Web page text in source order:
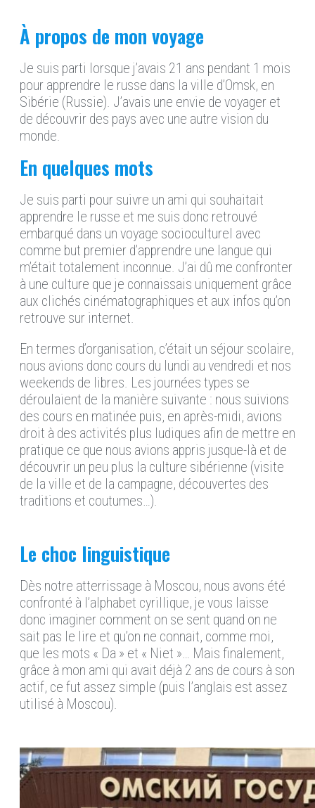
À propos de mon voyage
Je suis parti lorsque j’avais 21 ans pendant 1 mois
pour apprendre le russe dans la ville d’Omsk, en
Sibérie (Russie). J’avais une envie de voyager et
de découvrir des pays avec une autre vision du
monde.
En quelques mots
Je suis parti pour suivre un ami qui souhaitait
apprendre le russe et me suis donc retrouvé
embarqué dans un voyage socioculturel avec
comme but premier d’apprendre une langue qui
m’était totalement inconnue. J’ai dû me confronter
à une culture que je connaissais uniquement grâce
aux clichés cinématographiques et aux infos qu’on
retrouve sur internet.
En termes d’organisation, c’était un séjour scolaire,
nous avions donc cours du lundi au vendredi et nos
weekends de libres. Les journées types se
déroulaient de la manière suivante : nous suivions
des cours en matinée puis, en après-midi, avions
droit à des activités plus ludiques afin de mettre en
pratique ce que nous avions appris jusque-là et de
découvrir un peu plus la culture sibérienne (visite
de la ville et de la campagne, découvertes des
traditions et coutumes…).
Le choc linguistique
Dès notre atterrissage à Moscou, nous avons été
confronté à l’alphabet cyrillique, je vous laisse
donc imaginer comment on se sent quand on ne
sait pas le lire et qu’on ne connait, comme moi,
que les mots « Da » et « Niet »… Mais finalement,
grâce à mon ami qui avait déjà 2 ans de cours à son
actif, ce fut assez simple (puis l’anglais est assez
utilisé à Moscou).